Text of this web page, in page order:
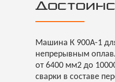
Машина К 900А-1
непрерывным
от 6400 мм2 до
сварки в составе